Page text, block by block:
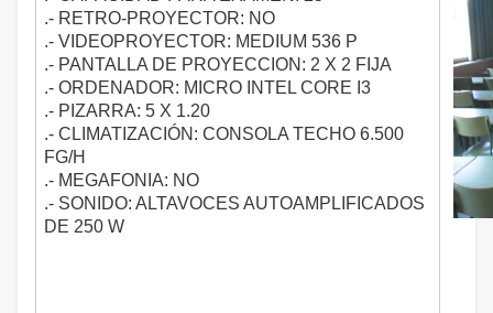
.- RETRO-PROYECTOR: NO
.- VIDEOPROYECTOR: MEDIUM 536 P
.- PANTALLA DE PROYECCION: 2 X 2 FIJA
.- ORDENADOR: MICRO INTEL CORE I3
.- PIZARRA: 5 X 1.20
.- CLIMATIZACIÓN: CONSOLA TECHO 6.500
FG/H
.- MEGAFONIA: NO
.- SONIDO: ALTAVOCES AUTOAMPLIFICADOS
DE 250 W